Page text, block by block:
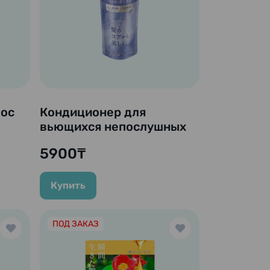
Кондиционер для
вьющихся непослушных
(Сменный блок)
5900₸
Купить
ПОД ЗАКАЗ